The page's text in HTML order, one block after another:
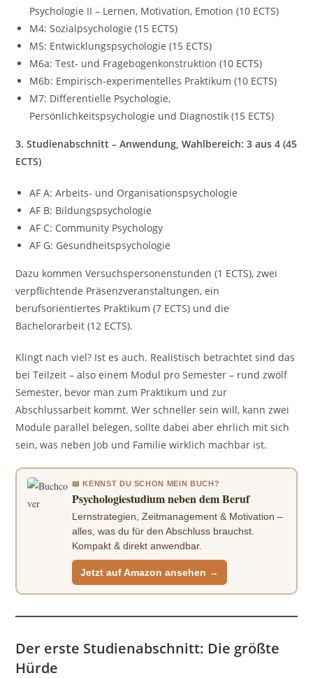
Psychologie II – Lernen, Motivation, Emotion (10 ECTS)
M4: Sozialpsychologie (15 ECTS)
M5: Entwicklungspsychologie (15 ECTS)
M6a: Test- und Fragebogenkonstruktion (10 ECTS)
M6b: Empirisch-experimentelles Praktikum (10 ECTS)
M7: Differentielle Psychologie,
Persönlichkeitspsychologie und Diagnostik (15 ECTS)
3. Studienabschnitt – Anwendung, Wahlbereich: 3 aus 4 (45
ECTS)
AF A: Arbeits- und Organisationspsychologie
AF B: Bildungspsychologie
AF C: Community Psychology
AF G: Gesundheitspsychologie
Dazu kommen Versuchspersonenstunden (1 ECTS), zwei
verpflichtende Präsenzveranstaltungen, ein
berufsorientiertes Praktikum (7 ECTS) und die
Bachelorarbeit (12 ECTS).
Klingt nach viel? Ist es auch. Realistisch betrachtet sind das
bei Teilzeit – also einem Modul pro Semester – rund zwölf
Semester, bevor man zum Praktikum und zur
Abschlussarbeit kommt. Wer schneller sein will, kann zwei
Module parallel belegen, sollte dabei aber ehrlich mit sich
sein, was neben Job und Familie wirklich machbar ist.
📖 KENNST DU SCHON MEIN BUCH?
Psychologiestudium neben dem Beruf
Lernstrategien, Zeitmanagement & Motivation –
alles, was du für den Abschluss brauchst.
Kompakt & direkt anwendbar.
Jetzt auf Amazon ansehen →
Der erste Studienabschnitt: Die größte
Hürde